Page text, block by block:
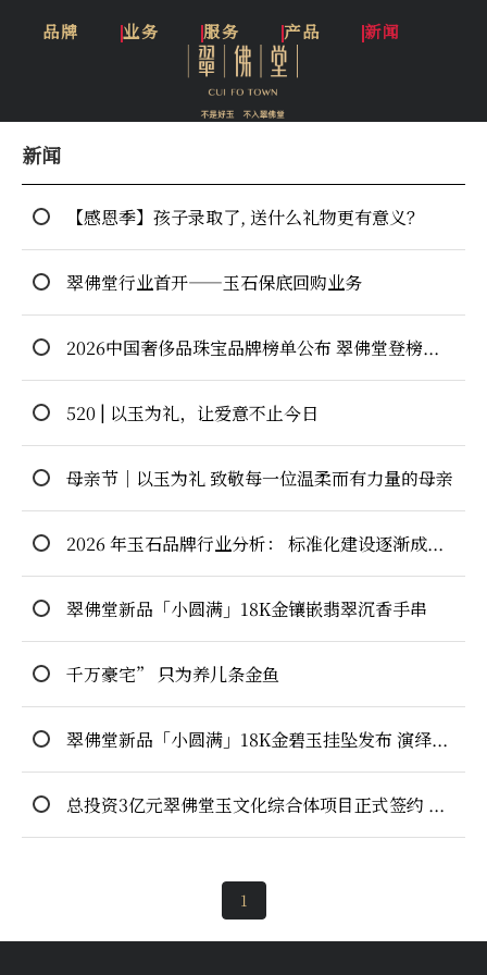
品牌 业务 服务 产品 新闻
新闻
【感恩季】孩子录取了, 送什么礼物更有意义？
翠佛堂行业首开——玉石保底回购业务
520 | 以玉为礼，让爱意不止今日
母亲节｜以玉为礼 致敬每一位温柔而有力量的母亲
翠佛堂新品「小圆满」18K金镶嵌翡翠沉香手串
“千万豪宅” 只为养几条金鱼
1